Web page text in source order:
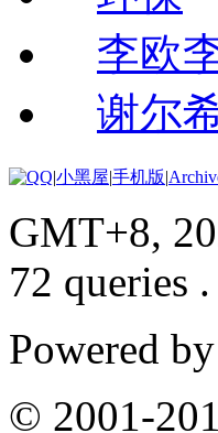
李欧
谢尔
|小黑屋|手机版|
GMT+8,
72 queries .
Powered by
© 2001-